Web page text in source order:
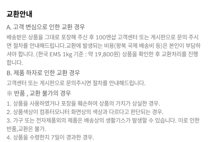
교환안내
A. 고객 변심으로 인한 교환 경우
배송받은 상품을 그대로 포장해 주신 후 100엔샵 고객센터 또는 게시판으로 문의 주시
면 절차를 안내해드립니다.교환에 발생되는 비용(왕복 국제 배송비 등)은 본인이 부담하
셔야 합니다. (한국 EMS 1kg 기준 : 약 19,800원) 상품을 확인한 후 교환처리를 진행
합니다.
B. 제품 하자로 인한 교환 경우
고객센터 또는 게시판으로 문의주시면 절차를 안내해드립니다.
※ 반품 , 교환 불가의 경우
1. 상품을 사용하였거나 포장을 훼손하여 상품의 가치가 상실한 경우.
2. 상품색상이 컴퓨터모니터 화면상의 색상과 다르다고 판단되는 경우.
3. 가구 또는 전자제품외의 제품은 배송상의 생활기스가 발생할 수 있습니다. 이로 인한
반품,교환은 불가.
4. 상품을 수령한지 7일이 경과한 경우.